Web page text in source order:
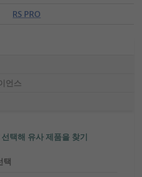
RS PRO
언스
택해 유사 제품을 찾기
택